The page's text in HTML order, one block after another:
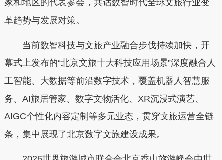
家和地区的代表参会，共话数智时代全球文旅行业变
革趋势与发展对策。
当前数智科技与文旅产业融合步伐持续加快，开
幕式上发布的“北京文旅十大科技应用场景”深度融合人
工智能、大数据等前沿数字技术，覆盖机器人智慧服
务、AI旅居管家、数字文物活化、XR沉浸式演艺、
AIGC个性化内容定制等多元业态，贯穿文旅运营全链
条，集中展现了北京数字文旅建设成果。